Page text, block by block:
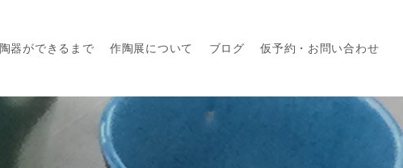
陶器ができるまで 作陶展について ブログ 仮予約・お問い合わせ